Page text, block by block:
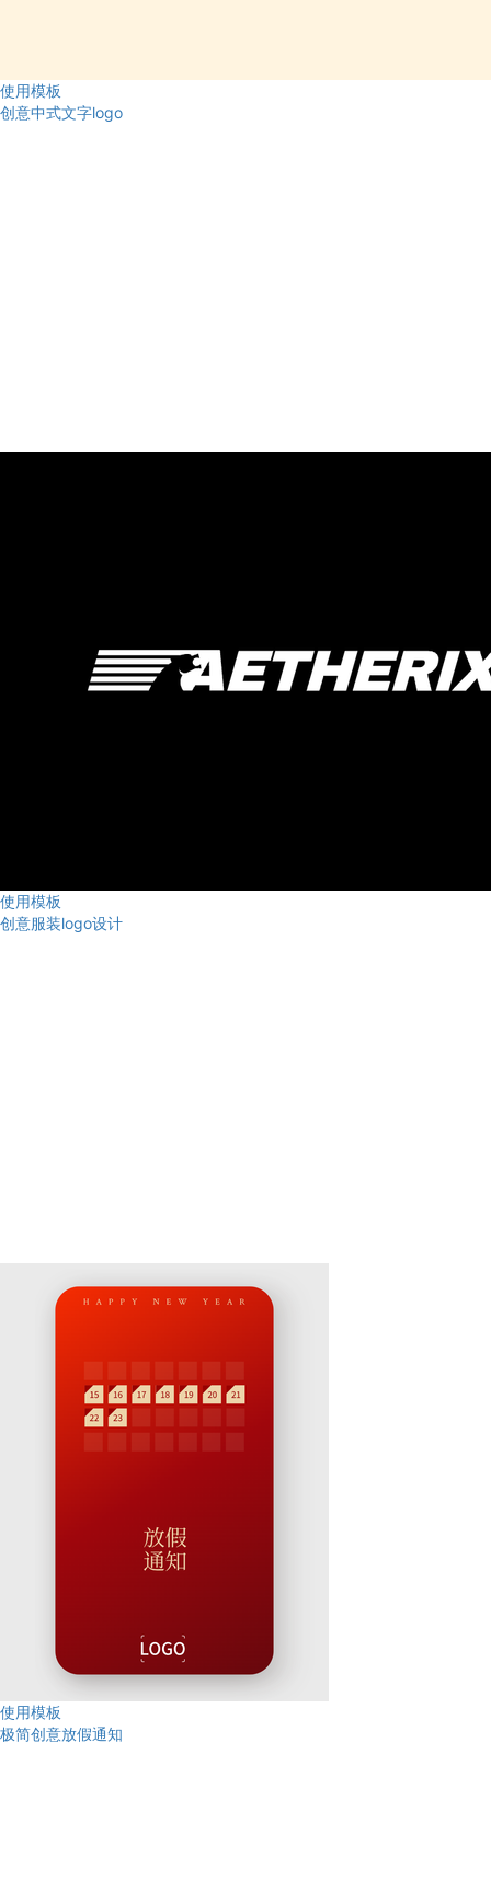
使用模板
创意中式文字logo
使用模板
创意服装logo设计
使用模板
极简创意放假通知